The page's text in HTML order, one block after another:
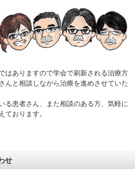
はありますので学会で刷新される治療方
んと相談しながら治療を進めさせていた
る患者さん、また相談のある方、気軽に
おります。
せ